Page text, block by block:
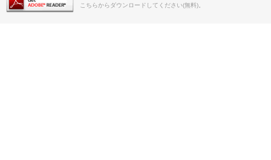
こちらからダウンロードしてください(無料)。